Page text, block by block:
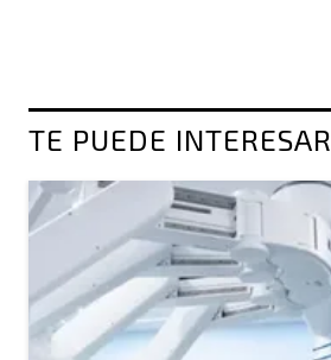
TE PUEDE INTERESAR